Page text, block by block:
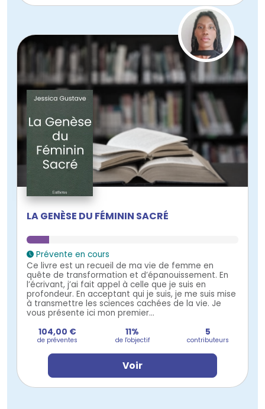
LA GENÈSE DU FÉMININ SACRÉ
Prévente en cours
Ce livre est un recueil de ma vie de femme en
quête de transformation et d’épanouissement. En
l’écrivant, j’ai fait appel à celle que je suis en
profondeur. En acceptant qui je suis, je me suis mise
à transmettre les sciences cachées de la vie. Je
vous présente ici mon premier...
104,00 €
de préventes
11%
de l'objectif
5
contributeurs
Voir